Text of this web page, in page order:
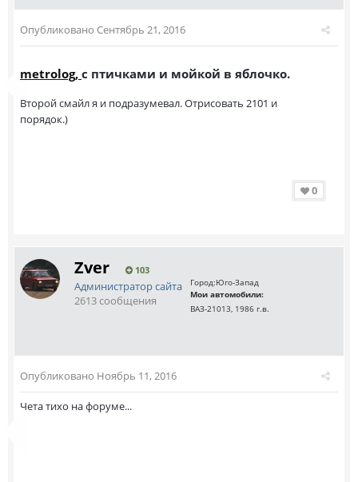
Опубликовано Сентябрь 21, 2016
metrolog, с птичками и мойкой в яблочко.
Второй смайл я и подразумевал. Отрисовать 2101 и
порядок.)
0
Zver 103
Администратор сайта
2613 сообщения
Город:Юго-Запад
Мои автомобили:
ВАЗ-21013, 1986 г.в.
Опубликовано Ноябрь 11, 2016
Чета тихо на форуме...